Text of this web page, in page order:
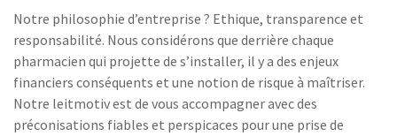
Notre philosophie d’entreprise ? Ethique, transparence et
responsabilité. Nous considérons que derrière chaque
pharmacien qui projette de s’installer, il y a des enjeux
financiers conséquents et une notion de risque à maîtriser.
Notre leitmotiv est de vous accompagner avec des
préconisations fiables et perspicaces pour une prise de